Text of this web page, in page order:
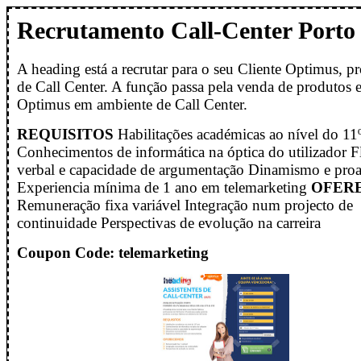
Recrutamento Call-Center Porto
A heading está a recrutar para o seu Cliente Optimus,
de Call Center. A função passa pela venda de produtos
Optimus em ambiente de Call Center.
REQUISITOS Habilitações académicas ao nível do
Conhecimentos de informática na óptica do utilizador
verbal e capacidade de argumentação Dinamismo e
Experiencia mínima de 1 ano em telemarketing
Remuneração fixa variável Integração num projecto de
continuidade Perspectivas de evolução na carreira
Coupon Code: telemarketing